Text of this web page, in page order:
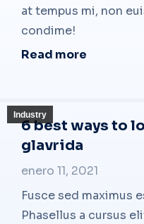
at tempus mi, non
condime!
Read more
Industry
6 best ways to
glavrida
enero 11, 2021
Fusce sed maximus
Phasellus a cursus